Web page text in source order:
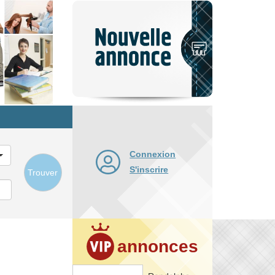
Trouver
Connexion
S'inscrire
annonces